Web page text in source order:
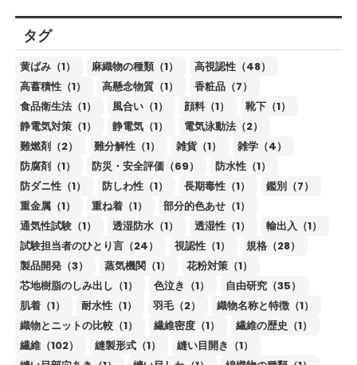
タグ
黄ばみ（1） 麻織物の種類（1）
高視認性（48）
高蓄積性（1）
高懸念物質（1）
香粧品（7）
食品衛生法（1）
風合い（1） 顔料（1）
靴下（1）
静電気対策（1）
静電気（1）
電気泳動法（2）
難燃剤（2）
難分解性（1） 雑貨（1）
雑学（4）
防腐剤（1）
防災・安全評価（69）
防水性（1）
防ダニ性（1）
防しわ性（1） 長期毒性（1）
鑑別（7）
重金属（1）
重ね着（1）
部分的色あせ（1）
通気性試験（1）
透湿防水（1） 透湿性（1）
輸出入（1）
試験担当者のひとり言（24）
視認性（1）
規格（28）
製品開発（3）
蒸気機関（1）
花粉対策（1）
芯地樹脂のしみ出し（1）
色泣き（1）
自由研究（35）
肌着（1）
耐水性（1） 羽毛（2）
織物名称と特徴（1）
織物とニットの比較（1）
繊維密度（1）
繊維の歴史（1）
繊維（102）
縫製形式（1）
縫い目開き（1）